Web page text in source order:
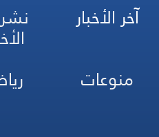
آخر الأخبار
منوعات